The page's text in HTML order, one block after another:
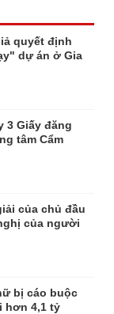
quyết định
dự án ở Gia
3 Giấy đăng
tâm Cẩm
của chủ đầu
của người
bị cáo buộc
hơn 4,1 tỷ